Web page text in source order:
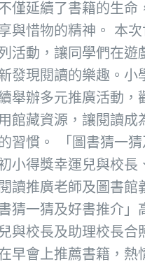
僅延續了書籍的生命
與惜物的精神。 本
活動，讓同學們在遊
發現閱讀的樂趣。小
舉辦多元推廣活動，
館藏資源，讓閱讀成
習慣。 「圖書猜一
小得獎幸運兒與校長
讀推廣老師及圖書館
書猜一猜及好書推介」
與校長及助理校長合
早會上推薦書籍，熱